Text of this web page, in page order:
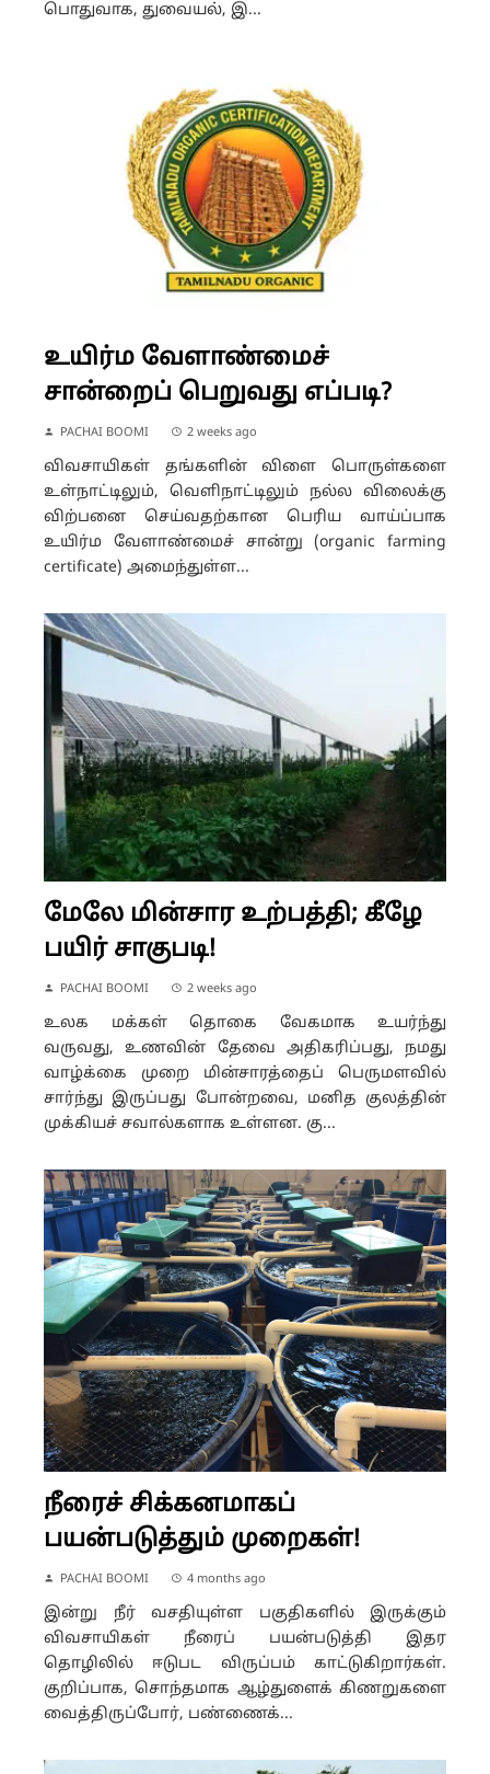
பொதுவாக, துவையல், இ...
உயிர்ம வேளாண்மைச்
சான்றைப் பெறுவது எப்படி?
PACHAI BOOMI 2 weeks ago
விவசாயிகள் தங்களின் விளை பொருள்களை
உள்நாட்டிலும், வெளிநாட்டிலும் நல்ல விலைக்கு
விற்பனை செய்வதற்கான பெரிய வாய்ப்பாக
உயிர்ம வேளாண்மைச் சான்று (organic farming
certificate) அமைந்துள்ள...
மேலே மின்சார உற்பத்தி; கீழே
பயிர் சாகுபடி!
PACHAI BOOMI 2 weeks ago
உலக மக்கள் தொகை வேகமாக உயர்ந்து
வருவது, உணவின் தேவை அதிகரிப்பது, நமது
வாழ்க்கை முறை மின்சாரத்தைப் பெருமளவில்
சார்ந்து இருப்பது போன்றவை, மனித குலத்தின்
முக்கியச் சவால்களாக உள்ளன. கு...
நீரைச் சிக்கனமாகப்
பயன்படுத்தும் முறைகள்!
PACHAI BOOMI 4 months ago
இன்று நீர் வசதியுள்ள பகுதிகளில் இருக்கும்
விவசாயிகள் நீரைப் பயன்படுத்தி இதர
தொழிலில் ஈடுபட விருப்பம் காட்டுகிறார்கள்.
குறிப்பாக, சொந்தமாக ஆழ்துளைக் கிணறுகளை
வைத்திருப்போர், பண்ணைக்...